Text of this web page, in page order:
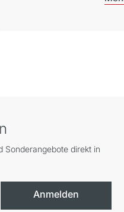
Sonderangebote direkt in
Anmelden